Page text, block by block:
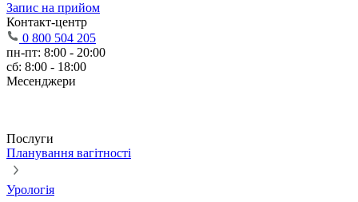
Запис на прийом
Контакт-центр
0 800 504 205
пн-пт: 8:00 - 20:00
сб: 8:00 - 18:00
Месенджери
Послуги
Планування вагітності
Урологія